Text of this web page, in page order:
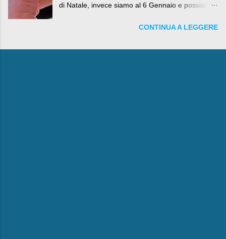
di Natale, invece siamo al 6 Gennaio e possiamo
e la Befana, visto il lieto epilogo della vicenda.
CONTINUA A LEGGERE